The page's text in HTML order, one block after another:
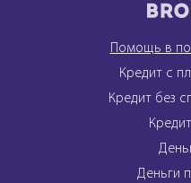
Помощь в
Кредит с
Кредит без
Деньги